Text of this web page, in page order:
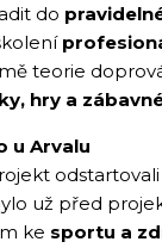
do
teorie
hry a
u Arvalu
odstartovali
už před
ke sportu a